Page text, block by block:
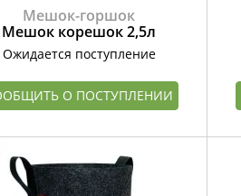
Мешок-горшок
Мешок корешок 2,5л
Ожидается поступление
О ПОСТУПЛЕНИИ